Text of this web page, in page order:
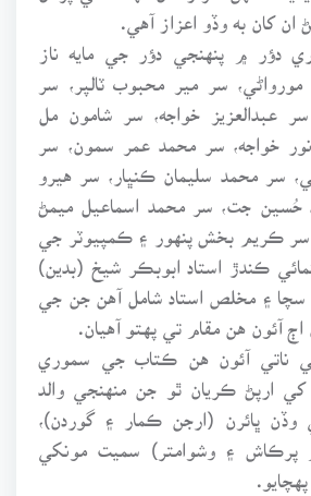
ان کان به وڏو اعزاز آهي.
دؤر ۾ پنهنجي دؤر جي مايه ناز
سر مير محبوب ٽالپر، سر
عبدالعزيز خواجه، سر شامون مل
خواجه، سر محمد عمر سمون، سر
سر محمد سليمان ڪنڀار، سر هيرو
حُسين جت، سر محمد اسماعيل ميمڻ
سر ڪريم بخش پنهور ۽ ڪمپيوٽر جي
ڪندڙ استاد ابوبڪر شيخ (بدين)
سچا ۽ مخلص استاد شامل آهن جن جي
آئون هن مقام تي پهتو آهيان.
ناتي آئون هن ڪتاب جي سموري
کي ارپڻ ڪريان ٿو جن منهنجي والد
وڏن ڀائرن (ارجن ڪمار ۽ گوردن)،
پرڪاش ۽ وشوامتر) سميت مونکي